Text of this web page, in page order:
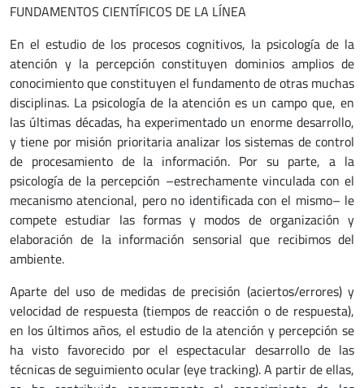
FUNDAMENTOS CIENTÍFICOS DE LA LÍNEA
En el estudio de los procesos cognitivos, la psicología de la
atención y la percepción constituyen dominios amplios de
conocimiento que constituyen el fundamento de otras muchas
disciplinas. La psicología de la atención es un campo que, en
las últimas décadas, ha experimentado un enorme desarrollo,
y tiene por misión prioritaria analizar los sistemas de control
de procesamiento de la información. Por su parte, a la
psicología de la percepción –estrechamente vinculada con el
mecanismo atencional, pero no identificada con el mismo– le
compete estudiar las formas y modos de organización y
elaboración de la información sensorial que recibimos del
ambiente.
Aparte del uso de medidas de precisión (aciertos/errores) y
velocidad de respuesta (tiempos de reacción o de respuesta),
en los últimos años, el estudio de la atención y percepción se
ha visto favorecido por el espectacular desarrollo de las
técnicas de seguimiento ocular (eye tracking). A partir de ellas,